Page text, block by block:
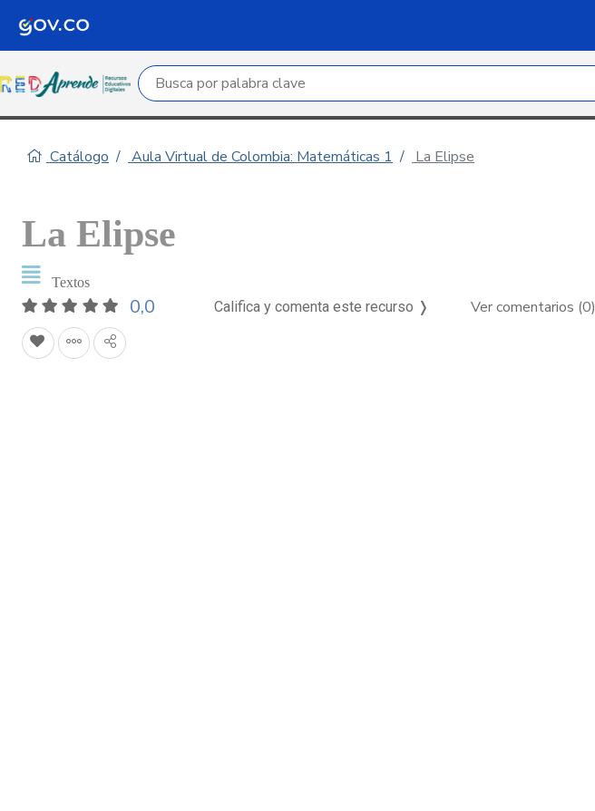
Campo de búsqueda por palabra clave
Catálogo Aula Virtual de Colombia: Matemáticas 1 La Elipse
La Elipse
Textos
0,0 Califica y comenta este recurso ❭ Ver comentarios (0)